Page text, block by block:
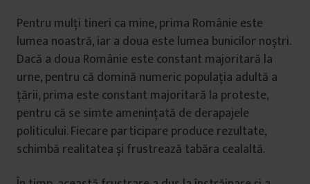
Pentru mulți tineri ca mine, prima Românie este
lumea noastră, iar a doua este lumea bunicilor noștri.
Dacă a doua Românie este constant majoritară la
urne, pentru că domină numeric populația adultă a
țării, prima este constant majoritară la proteste,
pentru că se simte amenințată de derapajele
politicului. Fiecare participare produce rezultate,
schimbă realitatea și frustrează tabăra cealaltă.